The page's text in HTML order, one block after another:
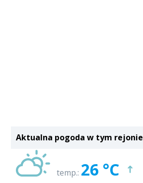
Aktualna pogoda w tym rejonie
temp.: 26 °C